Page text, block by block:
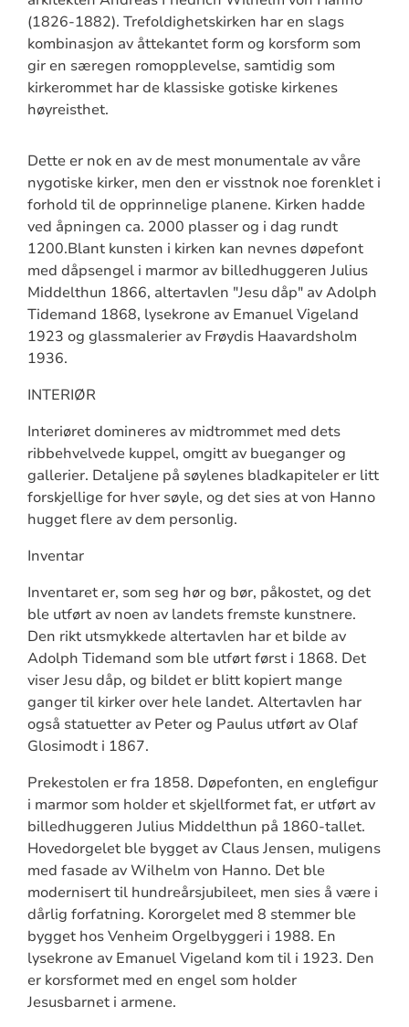
(1826-1882). Trefoldighetskirken har en slags
kombinasjon av åttekantet form og korsform som
gir en særegen romopplevelse, samtidig som
kirkerommet har de klassiske gotiske kirkenes
høyreisthet.
Dette er nok en av de mest monumentale av våre
nygotiske kirker, men den er visstnok noe forenklet i
forhold til de opprinnelige planene. Kirken hadde
ved åpningen ca. 2000 plasser og i dag rundt
1200.Blant kunsten i kirken kan nevnes døpefont
med dåpsengel i marmor av billedhuggeren Julius
Middelthun 1866, altertavlen "Jesu dåp" av Adolph
Tidemand 1868, lysekrone av Emanuel Vigeland
1923 og glassmalerier av Frøydis Haavardsholm
1936.
INTERIØR
Interiøret domineres av midtrommet med dets
ribbehvelvede kuppel, omgitt av bueganger og
gallerier. Detaljene på søylenes bladkapiteler er litt
forskjellige for hver søyle, og det sies at von Hanno
hugget flere av dem personlig.
Inventar
Inventaret er, som seg hør og bør, påkostet, og det
ble utført av noen av landets fremste kunstnere.
Den rikt utsmykkede altertavlen har et bilde av
Adolph Tidemand som ble utført først i 1868. Det
viser Jesu dåp, og bildet er blitt kopiert mange
ganger til kirker over hele landet. Altertavlen har
også statuetter av Peter og Paulus utført av Olaf
Glosimodt i 1867.
Prekestolen er fra 1858. Døpefonten, en englefigur
i marmor som holder et skjellformet fat, er utført av
billedhuggeren Julius Middelthun på 1860-tallet.
Hovedorgelet ble bygget av Claus Jensen, muligens
med fasade av Wilhelm von Hanno. Det ble
modernisert til hundreårsjubileet, men sies å være i
dårlig forfatning. Kororgelet med 8 stemmer ble
bygget hos Venheim Orgelbyggeri i 1988. En
lysekrone av Emanuel Vigeland kom til i 1923. Den
er korsformet med en engel som holder
Jesusbarnet i armene.